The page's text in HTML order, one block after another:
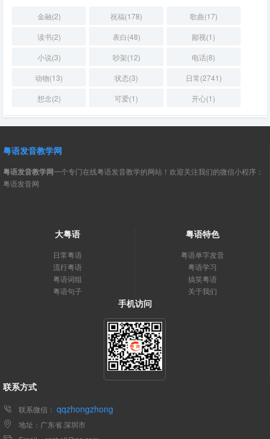
金融(2) 祝福(178)
歌曲(17)
读书(2)
表白(48)
鄙视(1)
小说(3)
吵架(12)
电话(8)
动物(13)
状态(3)
日常(2741)
想念(2)
可爱(1) 开心(1)
粤语发音教学网
粤语发音教学网一个专门在线粤语发音教学的网站！欢迎关注我们的微信小程序：
粤语发音网
大粤语
日常粤语
流行粤语
粤语词组
粤语句子
粤语特色
粤语单字发音
粤语学习
搞笑粤语
关于我们
手机访问
联系方式
联系微信： qqzhongzhong
地址：广东省.深圳市